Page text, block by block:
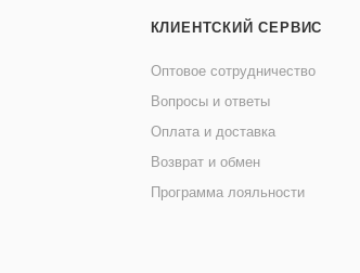
КЛИЕНТСКИЙ СЕРВИС
Оптовое сотрудничество
Вопросы и ответы
Оплата и доставка
Возврат и обмен
Программа лояльности